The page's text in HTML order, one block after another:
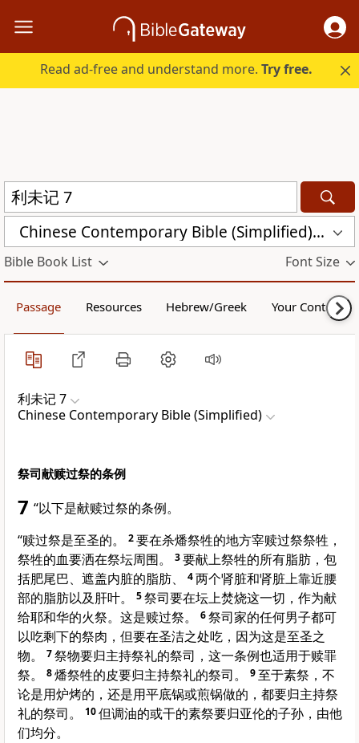
Read ad-free and understand more.Try free.
Chinese Contemporary Bible (Simplified) (CCB)
Bible Book List Font Size
Passage Resources Hebrew/Greek Your Content
利未记 7
Chinese Contemporary Bible (Simplified)
祭司献赎过祭的条例
7 “以下是献赎过祭的条例。
“赎过祭是至圣的。
2要在杀燔祭牲的地方宰赎过祭祭牲，
祭牲的血要洒在祭坛周围。
3要献上祭牲的所有脂肪，包
括肥尾巴、遮盖内脏的脂肪、
4两个肾脏和肾脏上靠近腰
部的脂肪以及肝叶。
5祭司要在坛上焚烧这一切，作为献
给耶和华的火祭。这是赎过祭。
6祭司家的任何男子都可
以吃剩下的祭肉，但要在圣洁之处吃，因为这是至圣之
物。
7祭物要归主持祭礼的祭司，这一条例也适用于赎罪
祭。
8燔祭牲的皮要归主持祭礼的祭司。 9至于素祭，不
论是用炉烤的，还是用平底锅或煎锅做的，都要归主持祭
礼的祭司。
10但调油的或干的素祭要归亚伦的子孙，由他
们均分。